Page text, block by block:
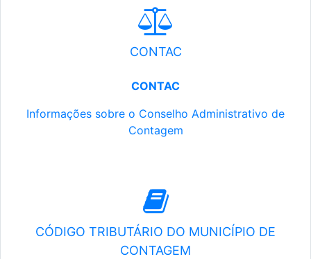
CONTAC
CONTAC
Informações sobre o Conselho Administrativo de
Contagem
CÓDIGO TRIBUTÁRIO DO MUNICÍPIO DE
CONTAGEM